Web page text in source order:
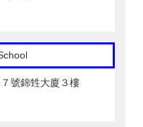
號錦甡大廈３樓